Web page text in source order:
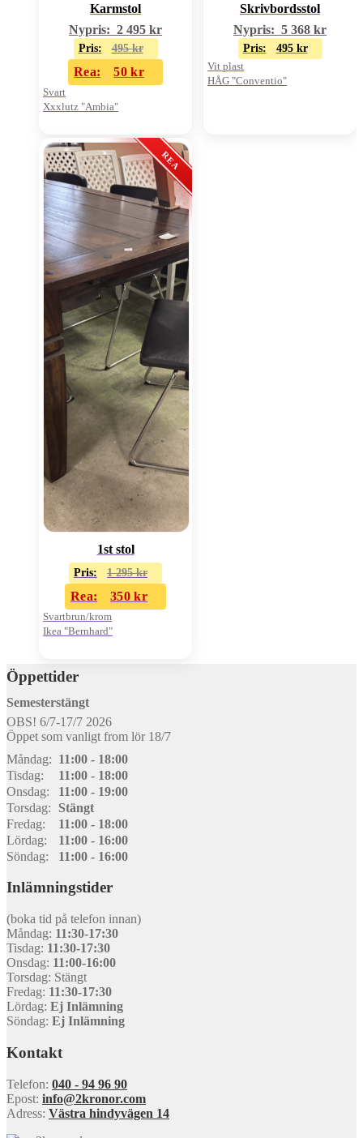
Karmstol
Nypris: 2 495 kr
Pris: 495kr
Rea: 50kr
Svart
Xxxlutz "Ambia"
Skrivbordsstol
Nypris: 5 368 kr
Pris: 495 kr
Vit plast
HÅG "Conventio"
1st stol
Pris: 1 295kr
Rea: 350kr
Svartbrun/krom
Ikea "Bernhard"
Öppettider
Semesterstängt
OBS! 6/7-17/7 2026
Öppet som vanligt from lör 18/7
Måndag: 11:00 - 18:00
Tisdag:
11:00 - 18:00
Onsdag:
11:00 - 19:00
Torsdag:
Stängt
Fredag:
11:00 - 18:00
Lördag:
11:00 - 16:00
Söndag:
11:00 - 16:00
Inlämningstider
(boka tid på telefon innan)
Måndag: 11:30-17:30
Tisdag: 11:30-17:30
Onsdag: 11:00-16:00
Torsdag: Stängt
Fredag: 11:30-17:30
Lördag: Ej Inlämning
Söndag: Ej Inlämning
Kontakt
Telefon: 040 - 94 96 90
Epost: info@2kronor.com
Adress: Västra hindyvägen 14